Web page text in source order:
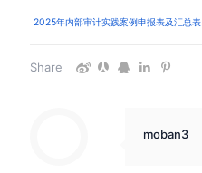
2025年内部审计实践案例申报表及汇总表
Share
moban3